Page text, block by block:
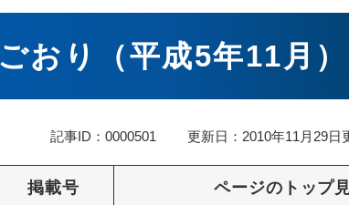
おり（平成5年11月）
記事ID：0000501 更新日：2010年11月29日
掲載号 ページのトップ